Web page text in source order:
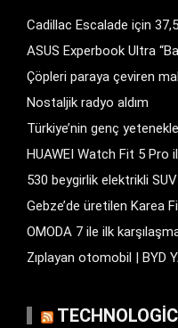
Cadillac Escalade için
ASUS Experbook Ultra
Çöpleri paraya çeviren
Nostaljik radyo aldım
Türkiye’nin genç
HUAWEI Watch Fit 5 Pro
530 beygirlik elektrikli
Gebze’de üretilen Karea
OMODA 7 ile ilk
Zıplayan otomobil | BYD
TECHNOLOGIC